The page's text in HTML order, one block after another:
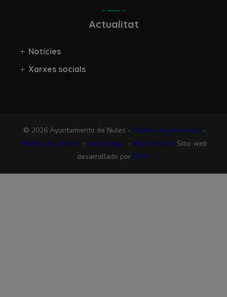
Actualitat
Notícies
Xarxes socials
© 2026 Ayuntamiento de Nules - Política de privacidad -
Política de cookies - Aviso legal- Accesibilidad Sitio web
desarrollado por ESPA